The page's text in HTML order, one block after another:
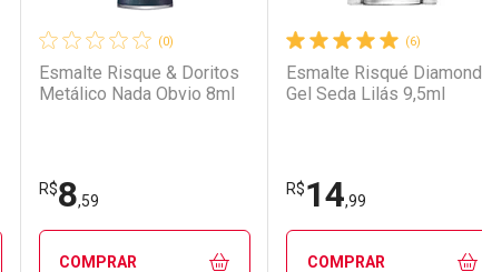
(0)
Esmalte Risque & Doritos
Metálico Nada Obvio 8ml
R$8,59
COMPRAR
(6)
Esmalte Risqué Diamond
Gel Seda Lilás 9,5ml
R$14,99
COMPRAR